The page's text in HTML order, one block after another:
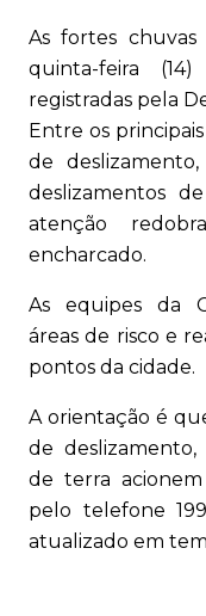
As fortes
quinta-feira
registradas pela
Entre os
de
deslizamentos
atenção
encharcado.
As equipes da
áreas de risco e
pontos da cidade.
A orientação é
de
de terra acionem
pelo telefone
atualizado em